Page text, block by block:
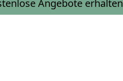
Angebote erhalten